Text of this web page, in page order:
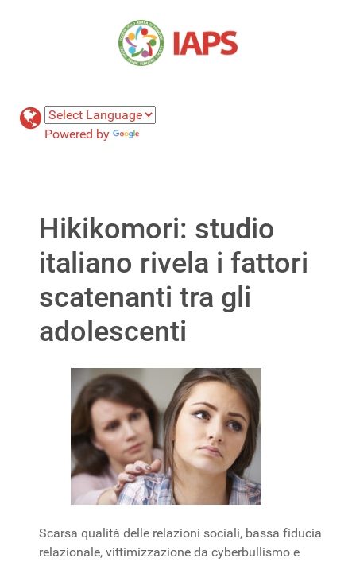
Powered by
Hikikomori: studio
italiano rivela i fattori
scatenanti tra gli
adolescenti
Scarsa qualità delle relazioni sociali, bassa fiducia
relazionale, vittimizzazione da cyberbullismo e